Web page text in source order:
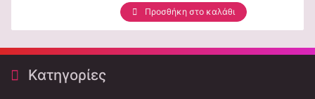
Προσθήκη στο καλάθι
Κατηγορίες